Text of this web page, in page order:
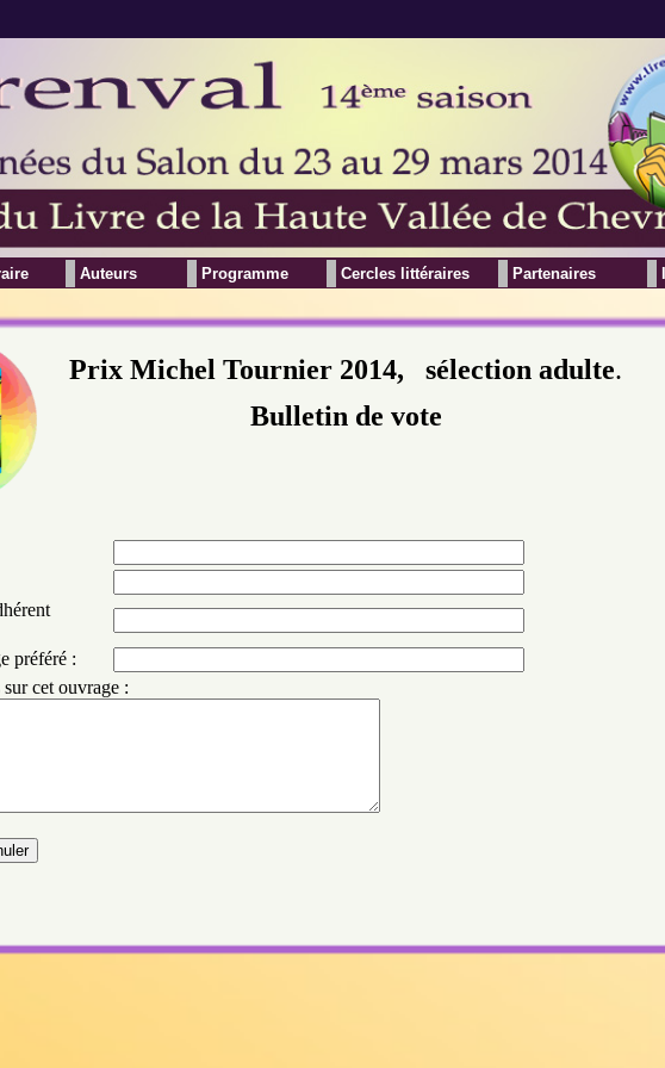
Prix Michel Tournier 2014, sélection adulte.
Bulletin de vote
préféré :
cet ouvrage :
Cercles littéraires
Auteurs Programme Partenaires